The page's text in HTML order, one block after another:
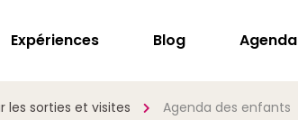
Expériences Blog Agenda
les sorties et visites Agenda des enfants